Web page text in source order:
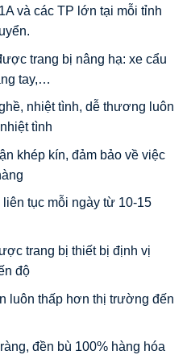
và các TP lớn tại mỗi tỉnh
trang bị nâng hạ: xe cẩu
tay,…
nhiệt tình, dễ thương luôn
tình
khép kín, đảm bảo về việc
tục mỗi ngày từ 10-15
trang bị thiết bị định vị
độ
luôn thấp hơn thị trường đến
đền bù 100% hàng hóa